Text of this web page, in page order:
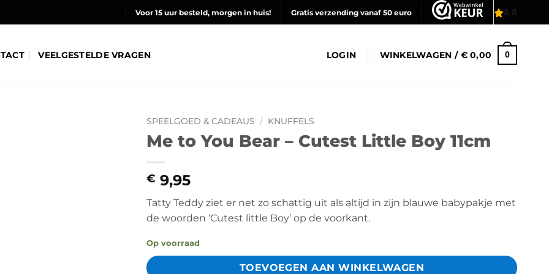
Voor 15 uur besteld, morgen in huis! Gratis verzending vanaf 50 euro
VEELGESTELDE VRAGEN LOGIN WINKELWAGEN / €0,00 0
SPEELGOED & CADEAUS / KNUFFELS
Me to You Bear – Cutest Little Boy 11cm
€ 9,95
Tatty Teddy ziet er net zo schattig uit als altijd in zijn blauwe babypakje met
de woorden ‘Cutest little Boy’ op de voorkant.
Op voorraad
TOEVOEGEN AAN WINKELWAGEN